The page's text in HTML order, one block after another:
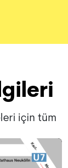
için tüm